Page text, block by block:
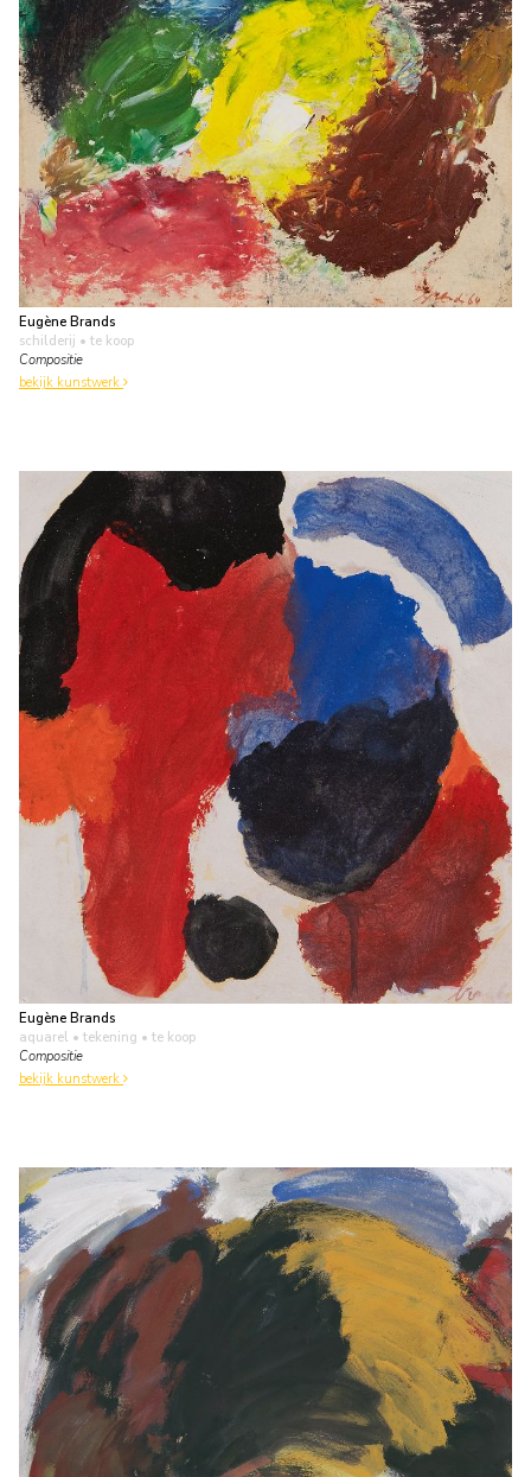
Eugène Brands
schilderij • te koop
Compositie
bekijk kunstwerk
Eugène Brands
aquarel • tekening • te koop
Compositie
bekijk kunstwerk